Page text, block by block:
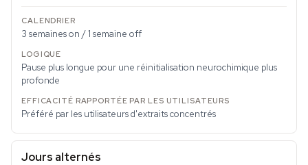
3 semaines on / 1 semaine off
Pause plus longue pour une réinitialisation neurochimique plus
profonde
Préféré par les utilisateurs d'extraits concentrés
Jours alternés